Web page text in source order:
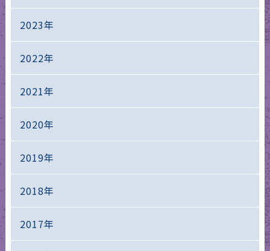
2023年
2022年
2021年
2020年
2019年
2018年
2017年